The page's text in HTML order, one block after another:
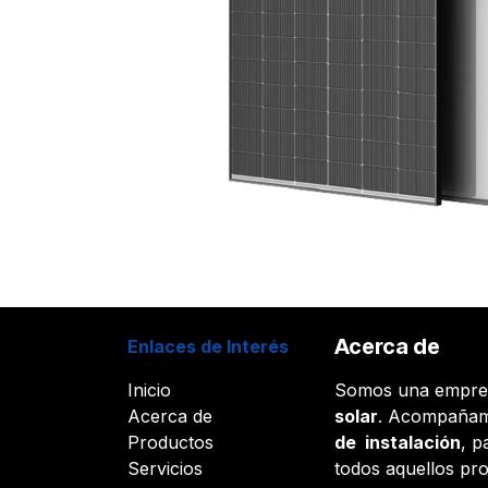
Enlaces de Interés
Inicio
Acerca de
Productos
Servicios
Acerca de
Somos una
solar.
de instalación,
todos aquellos